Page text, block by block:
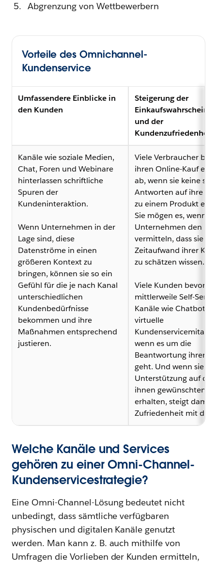
Abgrenzung von Wettbewerbern
Vorteile des Omnichannel-
Kundenservice
Umfassendere Einblicke in
den Kunden
Steigerung der
und der
Kundenzufriedenheit
Kanäle wie soziale Medien,
Chat, Foren und Webinare
hinterlassen schriftliche
Spuren der
Kundeninteraktion.
Wenn Unternehmen in der
Lage sind, diese
Datenströme in einen
größeren Kontext zu
bringen, können sie so ein
Gefühl für die je nach Kanal
unterschiedlichen
Kundenbedürfnisse
bekommen und ihre
Maßnahmen entsprechend
justieren.
Viele Verbraucher
ihren Online-Kauf
ab, wenn sie keine
Antworten auf ihre
zu einem Produkt
Sie mögen es, wenn
Unternehmen den
vermitteln, dass sie
Zeitaufwand ihrer
zu schätzen wissen.
Viele Kunden
mittlerweile Self-
Kanäle wie Chatbots
virtuelle
wenn es um die
Beantwortung ihrer
geht. Und wenn sie
Unterstützung auf
ihnen gewünschten
erhalten, steigt damit
Zufriedenheit mit der
Welche Kanäle und Services
gehören zu einer Omni-Channel-
Kundenservicestrategie?
Eine Omni-Channel-Lösung bedeutet nicht
unbedingt, dass sämtliche verfügbaren
physischen und digitalen Kanäle genutzt
werden. Man kann z. B. auch mithilfe von
Umfragen die Vorlieben der Kunden ermitteln,